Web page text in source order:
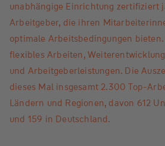
unabhängige Einrichtung zertifiziert
Arbeitgeber, die ihren
optimale Arbeitsbedingungen
flexibles Arbeiten,
und Arbeitgeberleistungen. Die
dieses Mal insgesamt 2.300 Top-
Ländern und Regionen, davon 612
und 159 in Deutschland.